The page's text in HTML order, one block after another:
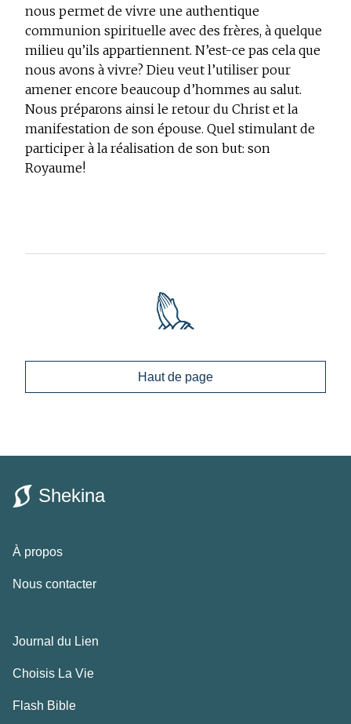
nous permet de vivre une authentique
communion spirituelle avec des frères, à quelque
milieu qu’ils appartiennent. N’est-ce pas cela que
nous avons à vivre? Dieu veut l’utiliser pour
amener encore beaucoup d’hommes au salut.
Nous préparons ainsi le retour du Christ et la
manifestation de son épouse. Quel stimulant de
participer à la réalisation de son but: son
Royaume!
Haut de page
Shekina
À propos
Nous contacter
Journal du Lien
Choisis La Vie
Flash Bible